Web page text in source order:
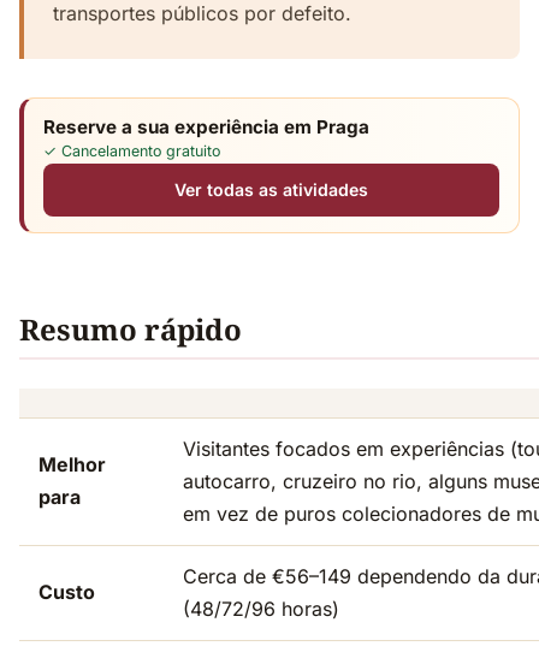
transportes públicos por defeito.
Reserve a sua experiência em Praga
✓ Cancelamento gratuito
Ver todas as atividades
Resumo rápido
Melhor
para
Visitantes focados em experiências
autocarro, cruzeiro no rio, alguns
em vez de puros colecionadores de
Custo
Cerca de €56–149 dependendo da
(48/72/96 horas)